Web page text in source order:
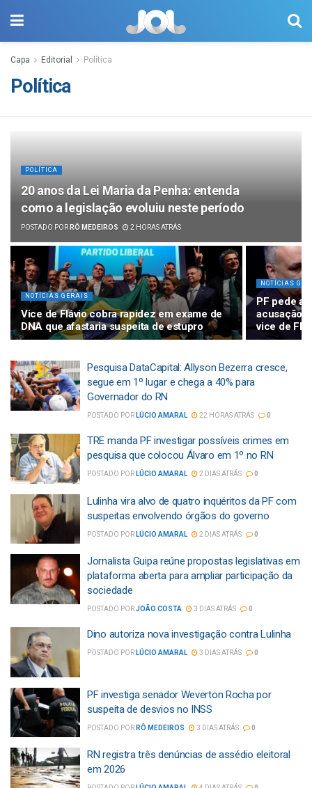
Capa Editorial Política
Política
POLÍTICA
20 anos da Lei Maria da Penha: entenda
como a legislação evoluiu neste período
POSTADO POR RÔ MEDEIROS 2 HORAS ATRÁS
NOTÍCIAS GERAIS
Vice de Flávio cobra rapidez em exame de
DNA que afastaria suspeita de estupro
NOTÍCIAS
PF pede
acusação
vice de
Pesquisa DataCapital: Allyson Bezerra cresce,
segue em 1º lugar e chega a 40% para
Governador do RN
POSTADO POR LÚCIO AMARAL 22 HORAS ATRÁS 0
TRE manda PF investigar possíveis crimes em
pesquisa que colocou Álvaro em 1º no RN
POSTADO POR LÚCIO AMARAL 2 DIAS ATRÁS 0
Lulinha vira alvo de quatro inquéritos da PF com
suspeitas envolvendo órgãos do governo
POSTADO POR LÚCIO AMARAL 2 DIAS ATRÁS 0
Jornalista Guipa reúne propostas legislativas em
plataforma aberta para ampliar participação da
sociedade
POSTADO PORJOÃO COSTA 3 DIAS ATRÁS 0
Dino autoriza nova investigação contra Lulinha
POSTADO POR LÚCIO AMARAL 3 DIAS ATRÁS 0
PF investiga senador Weverton Rocha por
suspeita de desvios no INSS
POSTADO POR RÔ MEDEIROS 3 DIAS ATRÁS 0
RN registra três denúncias de assédio eleitoral
em 2026